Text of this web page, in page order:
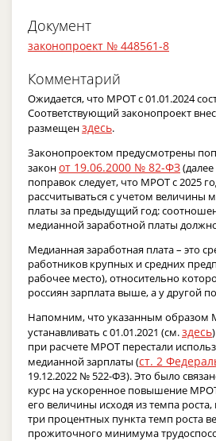
Документ
законопроект № 448561-8
Комментарий
Ожидается, что МРОТ с 01.01.2024
Соответствующий законопроект
размещенздесь.
Законопроектом предусмотрены
законот 19.06.2000 № 82-ФЗ
поправок следует, что МРОТ с 2025
рассчитываться с учетом величины
платы за предыдущий год:
медианной заработной платы
Медианная заработная плата – это
работников крупных и средних
рабочее место), относительно
россиян зарплата выше, а у другой
Напомним, что указанным образом
устанавливать с 01.01.2021 (см.здесь
при расчете МРОТ перестали
медианной зарплаты (ст. 2
19.12.2022 № 522-ФЗ). Это было
курс на ускоренное повышение
его величины исходя из темпа
три процентных пункта темп роста
прожиточного минимума